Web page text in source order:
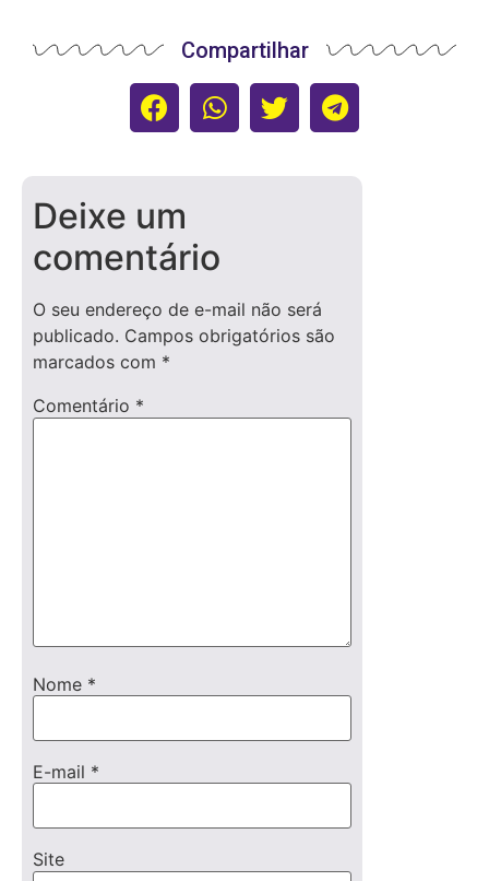
Compartilhar
Deixe um
comentário
O seu endereço de e-mail não será
publicado. Campos obrigatórios são
marcados com *
Comentário *
Nome *
E-mail *
Site